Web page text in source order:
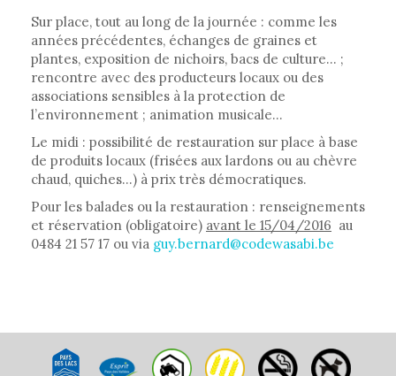
Sur place, tout au long de la journée : comme les
années précédentes, échanges de graines et
plantes, exposition de nichoirs, bacs de culture... ;
rencontre avec des producteurs locaux ou des
associations sensibles à la protection de
l’environnement ; animation musicale...
Le midi : possibilité de restauration sur place à base
de produits locaux (frisées aux lardons ou au chèvre
chaud, quiches...) à prix très démocratiques.
Pour les balades ou la restauration : renseignements
et réservation (obligatoire) avant le 15/04/2016 au
0484 21 57 17 ou via guy.bernard@codewasabi.be